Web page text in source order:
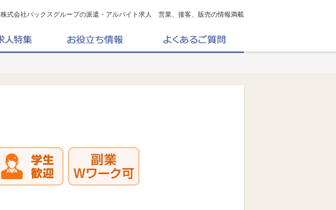
株式会社バックスグループの派遣・アルバイト求人 営業、接客、販売の情報満載